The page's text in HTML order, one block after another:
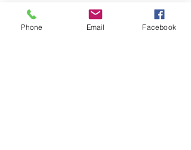
Phone Email Facebook